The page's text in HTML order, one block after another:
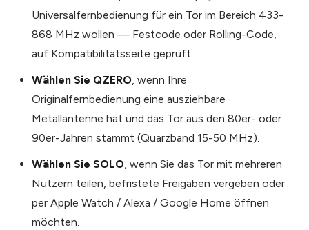
Universalfernbedienung für ein Tor im Bereich 433-
868 MHz wollen — Festcode oder Rolling-Code,
auf Kompatibilitätsseite geprüft.
Wählen Sie QZERO, wenn Ihre
Originalfernbedienung eine ausziehbare
Metallantenne hat und das Tor aus den 80er- oder
90er-Jahren stammt (Quarzband 15-50 MHz).
Wählen Sie SOLO, wenn Sie das Tor mit mehreren
Nutzern teilen, befristete Freigaben vergeben oder
per Apple Watch / Alexa / Google Home öffnen
möchten.